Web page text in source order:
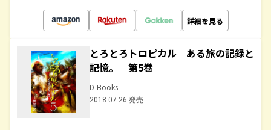
詳細を見る
とろとろトロピカル ある旅の記録と
記憶。 第5巻
D-Books
2018.07.26 発売